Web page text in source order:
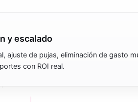
y escalado
ajuste de pujas, eliminación de gasto
con ROI real.